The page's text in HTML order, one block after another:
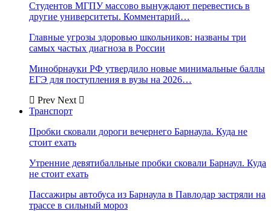
Студентов МГПУ массово вынуждают перевестись в
другие университеты. Комментарий…
Главные угрозы здоровью школьников: названы три
самых частых диагноза в России
Минобрнауки РФ утвердило новые минимальные баллы
ЕГЭ для поступления в вузы на 2026…
Prev Next
Транспорт
Пробки сковали дороги вечернего Барнаула. Куда не
стоит ехать
Утренние девятибалльные пробки сковали Барнаул. Куда
не стоит ехать
Пассажиры автобуса из Барнаула в Павлодар застряли на
трассе в сильный мороз